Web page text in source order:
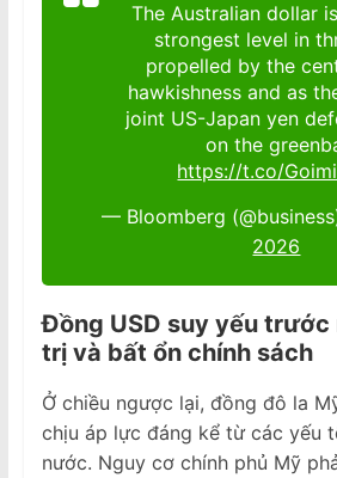
The Australian dollar
strongest level in
propelled by the
hawkishness and as
joint US-Japan yen
on the
https://t.co/
— Bloomberg
2026
Đồng USD suy yếu trước
trị và bất ổn chính sách
Ở chiều ngược lại, đồng đô la
chịu áp lực đáng kể từ các yếu
nước. Nguy cơ chính phủ Mỹ